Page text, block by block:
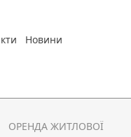
Новини
ОРЕНДА ЖИТЛОВОЇ